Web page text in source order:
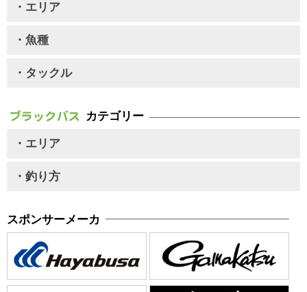
・エリア
・魚種
・タックル
カテゴリー
・エリア
・釣り方
スポンサーメーカ